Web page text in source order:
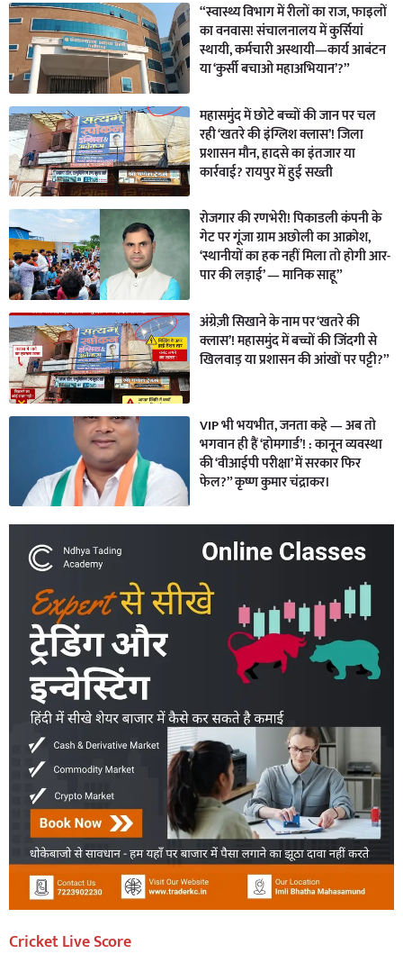
“स्वास्थ्य विभाग में रीलों का राज, फाइलों
का वनवास! संचालनालय में कुर्सियां
स्थायी, कर्मचारी अस्थायी—कार्य आबंटन
या ‘कुर्सी बचाओ महाअभियान’?”
महासमुंद में छोटे बच्चों की जान पर चल
रही ‘खतरे की इंग्लिश क्लास’! जिला
प्रशासन मौन, हादसे का इंतजार या
कार्रवाई? रायपुर में हुई सख्ती
रोजगार की रणभेरी! पिकाडली कंपनी के
गेट पर गूंजा ग्राम अछोली का आक्रोश,
‘स्थानीयों का हक नहीं मिला तो होगी आर-
पार की लड़ाई’ — मानिक साहू”
अंग्रेज़ी सिखाने के नाम पर ‘खतरे की
क्लास’! महासमुंद में बच्चों की जिंदगी से
खिलवाड़ या प्रशासन की आंखों पर पट्टी?”
VIP भी भयभीत, जनता कहे — अब तो
भगवान ही हैं ‘होमगार्ड’! : कानून व्यवस्था
की ‘वीआईपी परीक्षा’ में सरकार फिर
फेल?” कृष्ण कुमार चंद्राकर।
Cricket Live Score